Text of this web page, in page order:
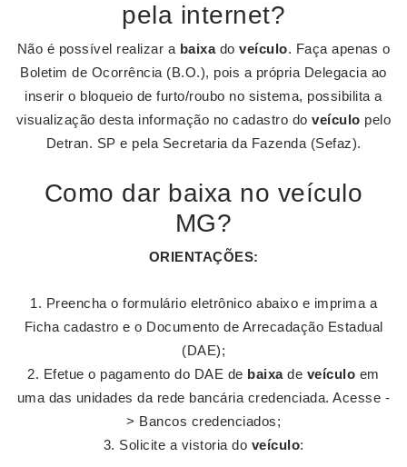
pela internet?
Não é possível realizar a baixadoveículo. Faça apenas o
Boletim de Ocorrência (B.O.), pois a própria Delegacia ao
inserir o bloqueio de furto/roubo no sistema, possibilita a
visualização desta informação no cadastro doveículo pelo
Detran. SP e pela Secretaria da Fazenda (Sefaz).
Como dar baixa no veículo
MG?
ORIENTAÇÕES:
Preencha o formulário eletrônico abaixo e imprima a
Ficha cadastro e o Documento de Arrecadação Estadual
(DAE);
Efetue o pagamento do DAE de baixade veículo em
uma das unidades da rede bancária credenciada. Acesse -
> Bancos credenciados;
Solicite a vistoria do veículo: